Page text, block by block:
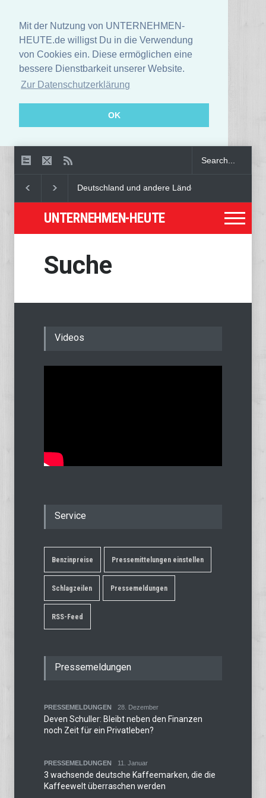
Mit der Nutzung von UNTERNEHMEN-
HEUTE.de willigst Du in die Verwendung
von Cookies ein. Diese ermöglichen eine
bessere Dienstbarkeit unserer Website.
Zur Datenschutzerklärung
OK
Deutschland und andere Länder warnen
UNTERNEHMEN-HEUTE
Suche
Videos
Service
Benzinpreise Pressemittelungen einstellen
Schlagzeilen Pressemeldungen
RSS-Feed
Pressemeldungen
PRESSEMELDUNGEN 28. Dezember
Deven Schuller: Bleibt neben den Finanzen
noch Zeit für ein Privatleben?
PRESSEMELDUNGEN 11. Januar
3 wachsende deutsche Kaffeemarken, die die
Kaffeewelt überraschen werden